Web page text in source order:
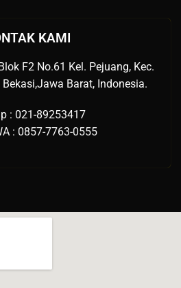
KAMI
F2 No.61 Kel. Pejuang, Kec.
Barat, Indonesia.
: 021-89253417
: 0857-7763-0555